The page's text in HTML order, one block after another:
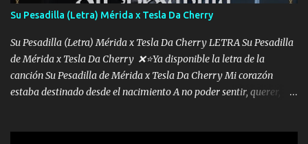
yo tengo el control a todos yo les paro el dedo soy hocicon un
malcriado un malandrón Que Les importa no saben nada falsas
las risas las que me miran hay gente corriente no quieren ve...
Su Pesadilla (Letra) Mérida x Tesla Da Cherry
Su Pesadilla (Letra) Mérida x Tesla Da Cherry LETRA Su Pesadilla
de Mérida x Tesla Da Cherry ❌⭐Ya disponible la letra de la
canción Su Pesadilla de Mérida x Tesla Da Cherry Mi corazón
estaba destinado desde el nacimiento A no poder sentir, querer,